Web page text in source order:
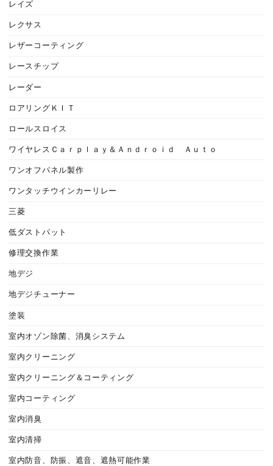
レイズ
レクサス
レザーコーティング
レースチップ
レーダー
ロアリングＫＩＴ
ロールスロイス
ワイヤレスＣａｒｐｌａｙ＆Ａｎｄｒｏｉｄ Ａｕｔｏ
ワンオフパネル製作
ワンタッチウインカーリレー
三菱
低ダストパット
修理交換作業
地デジ
地デジチューナー
塗装
室内オゾン除菌、消臭システム
室内クリーニング
室内クリーニング＆コーティング
室内コーティング
室内消臭
室内清掃
室内防音、防振、遮音、遮熱可能作業